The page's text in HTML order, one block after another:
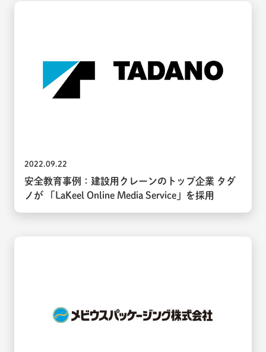
2022.09.22
安全教育事例：建設用クレーンのトップ企業 タダ
ノが 「LaKeel Online Media Service」を採用